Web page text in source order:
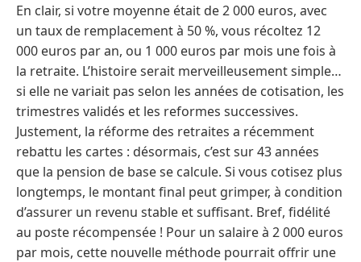
En clair, si votre moyenne était de 2 000 euros, avec
un taux de remplacement à 50 %, vous récoltez 12
000 euros par an, ou 1 000 euros par mois une fois à
la retraite. L’histoire serait merveilleusement simple…
si elle ne variait pas selon les années de cotisation, les
trimestres validés et les reformes successives.
Justement, la réforme des retraites a récemment
rebattu les cartes : désormais, c’est sur 43 années
que la pension de base se calcule. Si vous cotisez plus
longtemps, le montant final peut grimper, à condition
d’assurer un revenu stable et suffisant. Bref, fidélité
au poste récompensée ! Pour un salaire à 2 000 euros
par mois, cette nouvelle méthode pourrait offrir une